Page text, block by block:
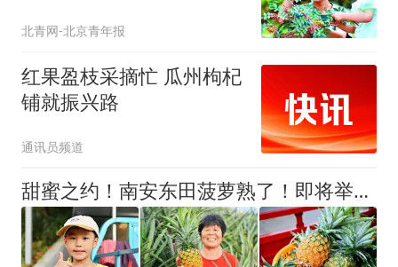
赢
北青网-北京青年报
红果盈枝采摘忙 瓜州枸杞
铺就振兴路
通讯员频道
甜蜜之约！南安东田菠萝熟了！即将举办菠萝文化周